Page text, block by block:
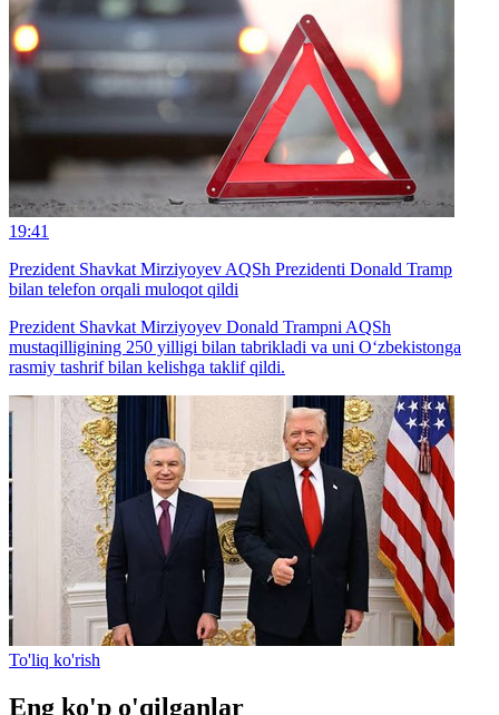
19:41
Prezident Shavkat Mirziyoyev AQSh Prezidenti Donald Tramp
bilan telefon orqali muloqot qildi
Prezident Shavkat Mirziyoyev Donald Trampni AQSh
mustaqilligining 250 yilligi bilan tabrikladi va uni O‘zbekistonga
rasmiy tashrif bilan kelishga taklif qildi.
To'liq ko'rish
Eng ko'p o'qilganlar